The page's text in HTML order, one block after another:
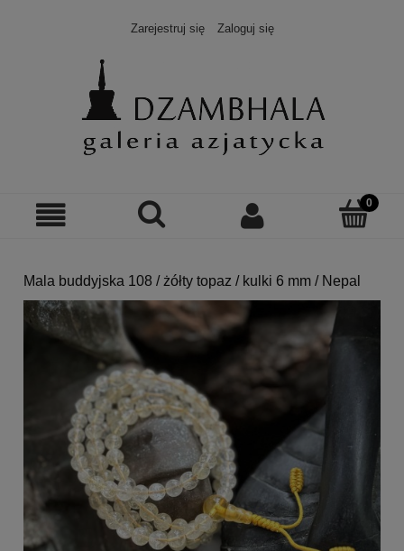
Zarejestruj się Zaloguj się
Mala buddyjska 108 / żółty topaz / kulki 6 mm / Nepal